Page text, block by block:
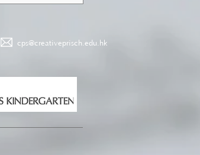
cps@creativeprisch.edu.hk